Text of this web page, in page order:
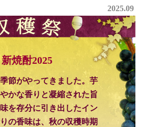
2025.09
新焼酎2025
節がやってきました。芋
かな香りと凝縮された旨
を存分に引き出したイン
の香味は、秋の収穫時期